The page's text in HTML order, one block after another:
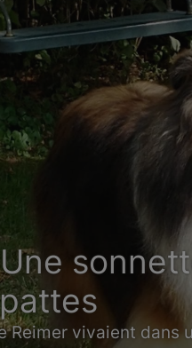
Reimer vivaient dans